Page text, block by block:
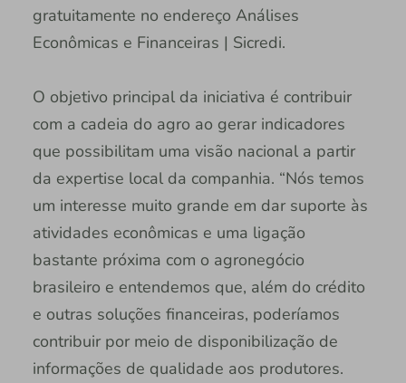
gratuitamente no endereço Análises
Econômicas e Financeiras | Sicredi.
O objetivo principal da iniciativa é contribuir
com a cadeia do agro ao gerar indicadores
que possibilitam uma visão nacional a partir
da expertise local da companhia. “Nós temos
um interesse muito grande em dar suporte às
atividades econômicas e uma ligação
bastante próxima com o agronegócio
brasileiro e entendemos que, além do crédito
e outras soluções financeiras, poderíamos
contribuir por meio de disponibilização de
informações de qualidade aos produtores.